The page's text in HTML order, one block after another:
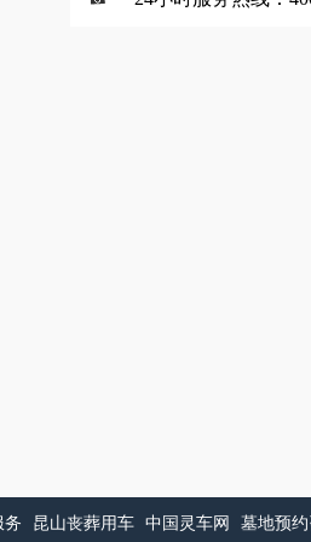
务 昆山丧葬用车 中国灵车网 墓地预